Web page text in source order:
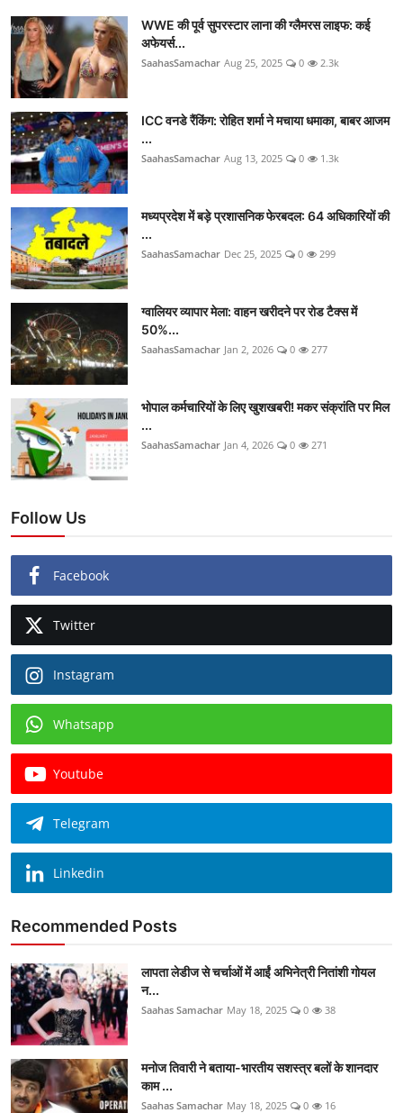
WWE की पूर्व सुपरस्टार लाना की ग्लैमरस लाइफ: कई
अफेयर्स...
SaahasSamachar Aug 25, 2025 0 2.3k
ICC वनडे रैंकिंग: रोहित शर्मा ने मचाया धमाका, बाबर आजम
...
SaahasSamachar Aug 13, 2025 0 1.3k
मध्यप्रदेश में बड़े प्रशासनिक फेरबदल: 64 अधिकारियों की
...
SaahasSamachar Dec 25, 2025 0 299
ग्वालियर व्यापार मेला: वाहन खरीदने पर रोड टैक्स में
50%...
SaahasSamachar Jan 2, 2026 0 277
भोपाल कर्मचारियों के लिए खुशखबरी! मकर संक्रांति पर मिल
...
SaahasSamachar Jan 4, 2026 0 271
Follow Us
Facebook
Twitter
Instagram
Whatsapp
Youtube
Telegram
Linkedin
Recommended Posts
लापता लेडीज से चर्चाओं में आईं अभिनेत्री नितांशी गोयल
न...
Saahas Samachar May 18, 2025 0 38
मनोज तिवारी ने बताया-भारतीय सशस्त्र बलों के शानदार
काम ...
Saahas Samachar May 18, 2025 0 16